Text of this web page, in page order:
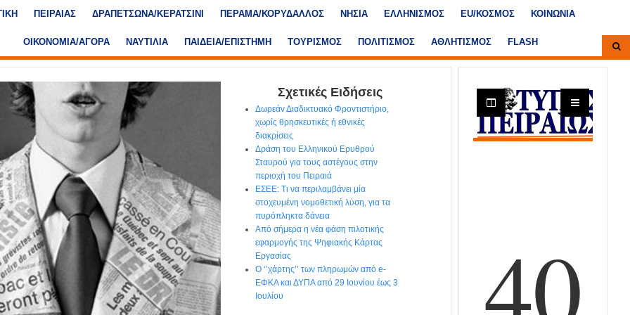
ΠΕΙΡΑΙΑΣ ΔΡΑΠΕΤΣΩΝΑ/ΚΕΡΑΤΣΙΝΙ ΠΕΡΑΜΑ/ΚΟΡΥΔΑΛΛΟΣ ΝΗΣΙΑ ΕΛΛΗΝΙΣΜΟΣ ΕU/ΚΟΣΜΟΣ ΚΟΙΝΩΝΙΑ
ΟΙΚΟΝΟΜΙΑ/ΑΓΟΡΑ ΝΑΥΤΙΛΙΑ ΠΑΙΔΕΙΑ/ΕΠΙΣΤΗΜΗ ΤΟΥΡΙΣΜΟΣ ΠΟΛΙΤΙΣΜΟΣ ΑΘΛΗΤΙΣΜΟΣ FLASH
Σχετικές Ειδήσεις
Δωρεάν Διαδικτυακό Φροντιστήριο,
χωρίς θρησκευτικές ή εθνικές
διακρίσεις
Δράση του Ελληνικού Ερυθρού
Σταυρού για τους αστέγους στην
περιοχή του Πειραιά
ΕΣΕΕ: Τι να περιλαμβάνει μία
στοχευμένη νομοθετική λύση, για τα
πυρόπληκτα δάνεια
Από σήμερα η νέα φάση πιλοτικής
εφαρμογής της Ψηφιακής Κάρτας
Εργασίας
Ο ‘’χάρτης’’ των πληρωμών από e-
ΕΦΚΑ και ΔΥΠΑ από 29 Ιουνίου έως 3
Ιουλίου